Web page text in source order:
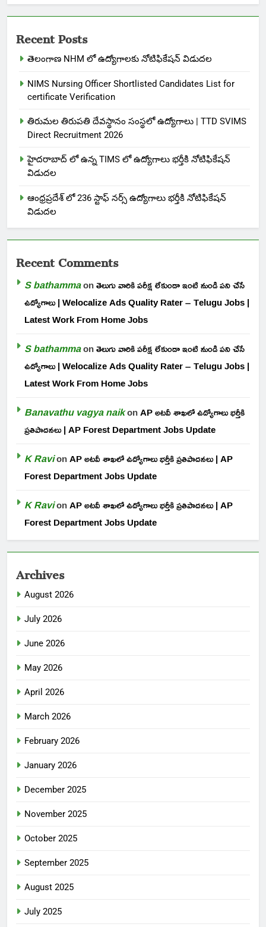
Recent Posts
తెలంగాణ NHM లో ఉద్యోగాలకు నోటిఫికేషన్ విడుదల
NIMS Nursing Officer Shortlisted Candidates List for
certificate Verification
తిరుమల తిరుపతి దేవస్థానం సంస్థలో ఉద్యోగాలు | TTD SVIMS
Direct Recruitment 2026
హైదరాబాద్ లో ఉన్న TIMS లో ఉద్యోగాలు భర్తీకి నోటిఫికేషన్
విడుదల
ఆంధ్రప్రదేశ్ లో 236 స్టాఫ్ నర్స్ ఉద్యోగాలు భర్తీకి నోటిఫికేషన్
విడుదల
Recent Comments
S bathammaonతెలుగు వారికి పరీక్ష లేకుండా ఇంటి నుండి పని చేసే
ఉద్యోగాలు | Welocalize Ads Quality Rater – Telugu Jobs |
Latest Work From Home Jobs
S bathammaonతెలుగు వారికి పరీక్ష లేకుండా ఇంటి నుండి పని చేసే
ఉద్యోగాలు | Welocalize Ads Quality Rater – Telugu Jobs |
Latest Work From Home Jobs
Banavathu vagya naikonAP అటవీ శాఖలో ఉద్యోగాలు భర్తీకి
ప్రతిపాదనలు | AP Forest Department Jobs Update
K RavionAP అటవీ శాఖలో ఉద్యోగాలు భర్తీకి ప్రతిపాదనలు | AP
Forest Department Jobs Update
K RavionAP అటవీ శాఖలో ఉద్యోగాలు భర్తీకి ప్రతిపాదనలు | AP
Forest Department Jobs Update
Archives
August 2026
July 2026
June 2026
May 2026
April 2026
March 2026
February 2026
January 2026
December 2025
November 2025
October 2025
September 2025
August 2025
July 2025